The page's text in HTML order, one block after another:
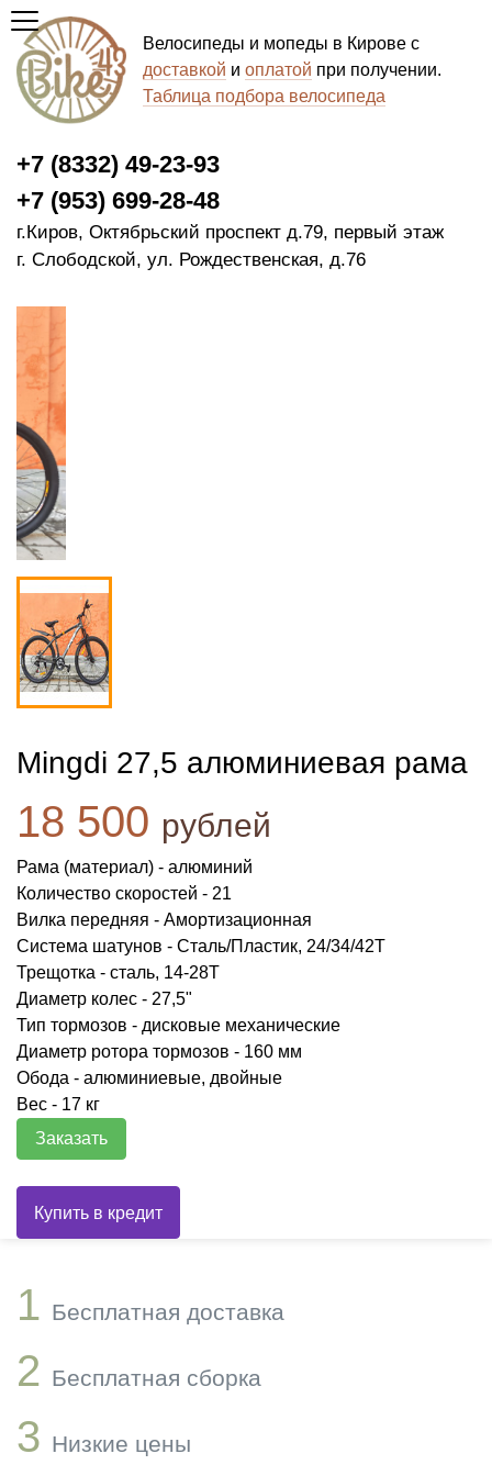
Велосипеды и мопеды в Кирове с
доставкой и оплатой при получении.
Таблица подбора велосипеда
+7 (8332) 49-23-93
+7 (953) 699-28-48
г.Киров, Октябрьский проспект д.79, первый этаж
г. Слободской, ул. Рождественская, д.76
Mingdi 27,5 алюминиевая рама
18 500 рублей
Рама (материал) - алюминий
Количество скоростей - 21
Вилка передняя - Амортизационная
Система шатунов - Сталь/Пластик, 24/34/42Т
Трещотка - сталь, 14-28Т
Диаметр колес - 27,5"
Тип тормозов - дисковые механические
Диаметр ротора тормозов - 160 мм
Обода - алюминиевые, двойные
Вес - 17 кг
Заказать
1 Бесплатная доставка
2 Бесплатная сборка
3 Низкие цены